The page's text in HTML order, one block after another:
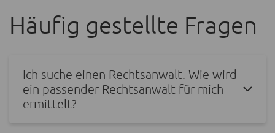
Häufig gestellte Fragen
Ich suche einen Rechtsanwalt. Wie wird
ein passender Rechtsanwalt für mich
ermittelt?